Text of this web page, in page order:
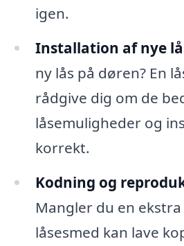
igen.
Installation af nye
ny lås på døren? En
rådgive dig om de
låsemuligheder og
korrekt.
Kodning og
Mangler du en ekstra
låsesmed kan lave